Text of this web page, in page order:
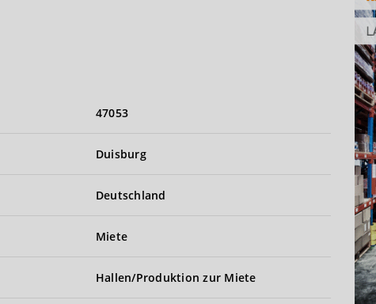
47053
Duisburg
Deutschland
Miete
Hallen/Produktion zur Miete